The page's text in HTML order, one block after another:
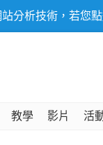
分析技術，若您
教學 影片 活